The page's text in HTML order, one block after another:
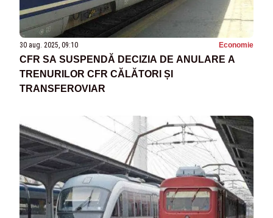
30 aug. 2025, 09:10 Economie
CFR SA SUSPENDĂ DECIZIA DE ANULARE A
TRENURILOR CFR CĂLĂTORI ȘI
TRANSFEROVIAR